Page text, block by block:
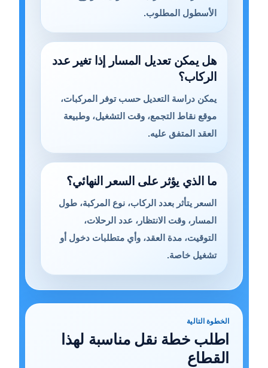
الأسطول المطلوب.
هل يمكن تعديل المسار إذا تغير عدد
الركاب؟
يمكن دراسة التعديل حسب توفر المركبات،
موقع نقاط التجمع، وقت التشغيل، وطبيعة
العقد المتفق عليه.
ما الذي يؤثر على السعر النهائي؟
السعر يتأثر بعدد الركاب، نوع المركبة، طول
المسار، وقت الانتظار، عدد الرحلات،
التوقيت، مدة العقد، وأي متطلبات دخول أو
تشغيل خاصة.
الخطوة التالية
اطلب خطة نقل مناسبة لهذا
القطاع